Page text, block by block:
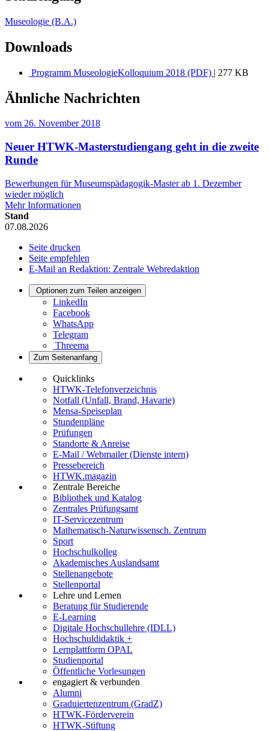
Museologie (B.A.)
Downloads
Programm MuseologieKolloquium 2018 (PDF) | 277 KB
Ähnliche Nachrichten
vom 26. November 2018
Neuer HTWK-Masterstudiengang geht in die zweite
Runde
Bewerbungen für Museumspädagogik-Master ab 1. Dezember
wieder möglich
Mehr Informationen
Stand
07.08.2026
Seite drucken
Seite empfehlen
E-Mail an Redaktion: Zentrale Webredaktion
Optionen zum Teilen anzeigen
LinkedIn
Facebook
WhatsApp
Telegram
Threema
Zum Seitenanfang
Quicklinks
HTWK-Telefonverzeichnis
Notfall (Unfall, Brand, Havarie)
Mensa-Speiseplan
Stundenpläne
Prüfungen
Standorte & Anreise
E-Mail / Webmailer (Dienste intern)
Pressebereich
HTWK.magazin
Zentrale Bereiche
Bibliothek und Katalog
Zentrales Prüfungsamt
IT-Servicezentrum
Mathematisch-Naturwissensch. Zentrum
Sport
Hochschulkolleg
Akademisches Auslandsamt
Stellenangebote
Stellenportal
Lehre und Lernen
Beratung für Studierende
E-Learning
Digitale Hochschullehre (IDLL)
Hochschuldidaktik +
Lernplattform OPAL
Studienportal
Öffentliche Vorlesungen
engagiert & verbunden
Alumni
Graduiertenzentrum (GradZ)
HTWK-Förderverein
HTWK-Stiftung